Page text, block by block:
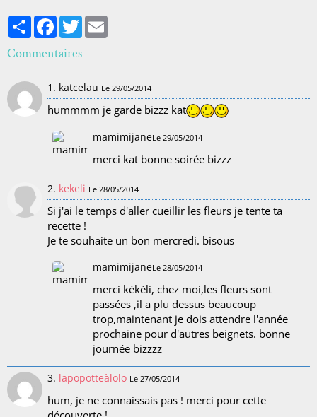
PartagerFacebook
Twitter
Commentaires
1. katcelau Le 29/05/2014
hummmm je garde bizzz kat
mamimijaneLe 29/05/2014
merci kat bonne soirée bizzz
2. kekeli Le 28/05/2014
Si j'ai le temps d'aller cueillir les fleurs je tente ta
recette !
Je te souhaite un bon mercredi. bisous
mamimijaneLe 28/05/2014
merci kékéli, chez moi,les fleurs sont
passées ,il a plu dessus beaucoup
trop,maintenant je dois attendre l'année
prochaine pour d'autres beignets. bonne
journée bizzzz
3. lapopotteàlolo Le 27/05/2014
hum, je ne connaissais pas ! merci pour cette